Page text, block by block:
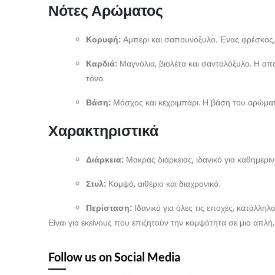
Νότες Αρώματος
Κορυφή: Αμπέρι και σαπουνόξυλο. Ένας
Καρδιά: Μαγνόλια, βιολέτα και σανταλόξυλο. Η
τόνο.
Βάση: Μόσχος και κεχριμπάρι. Η βάση του
Χαρακτηριστικά
Διάρκεια: Μακράς διάρκειας, ιδανικό για
Στυλ: Κομψό, αιθέριο και διαχρονικό.
Περίσταση: Ιδανικό για όλες τις εποχές,
Είναι για εκείνους που επιζητούν την κομψότητα σε μια
Follow us on Social Media